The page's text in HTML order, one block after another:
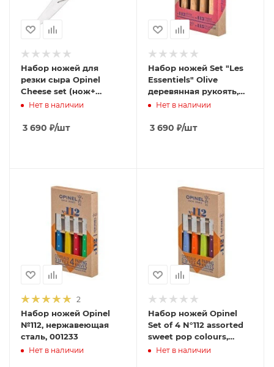
Набор ножей для
резки сыра Opinel
Cheese set (нож+
вилка), дерев. рукоять,
001834
Нет в наличии
3 690 ₽/шт
Набор ножей Set "Les
Essentiels" Olive
деревянная рукоять,
нержавеющая сталь,
Нет в наличии
3 690 ₽/шт
2
Набор ножей Opinel
№112, нержавеющая
сталь, 001233
Нет в наличии
Набор ножей Opinel
Set of 4 N°112 assorted
sweet pop colours,
нержавеющая сталь, (4
Нет в наличии